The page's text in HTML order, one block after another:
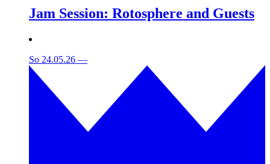
Jam Session: Rotosphere and Guests
So 24.05.26 —